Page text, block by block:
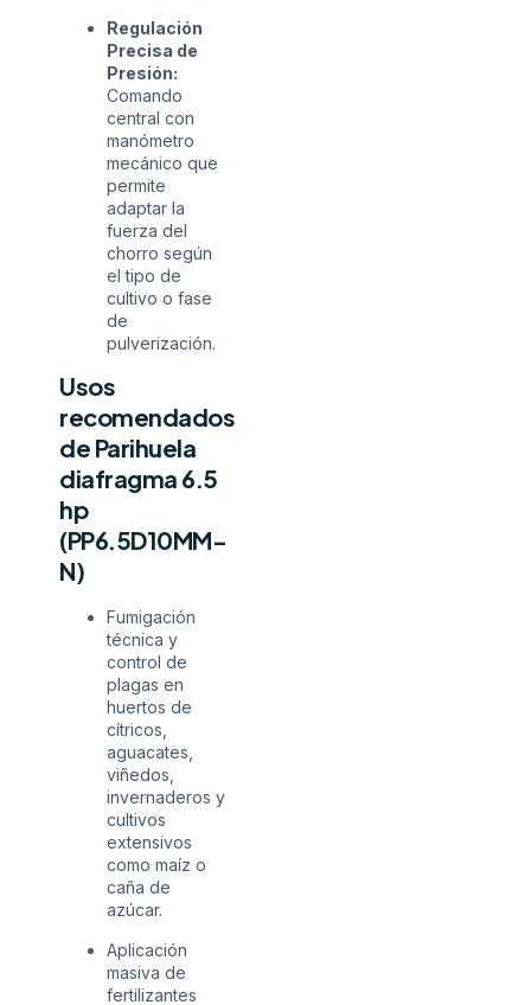
Regulación
Precisa de
Presión:
Comando
central con
manómetro
mecánico que
permite
adaptar la
fuerza del
chorro según
el tipo de
cultivo o fase
de
pulverización.
Usos
recomendados
de Parihuela
diafragma 6.5
hp
(PP6.5D10MM-
N)
Fumigación
técnica y
control de
plagas en
huertos de
cítricos,
aguacates,
viñedos,
invernaderos y
cultivos
extensivos
como maíz o
caña de
azúcar.
Aplicación
masiva de
fertilizantes